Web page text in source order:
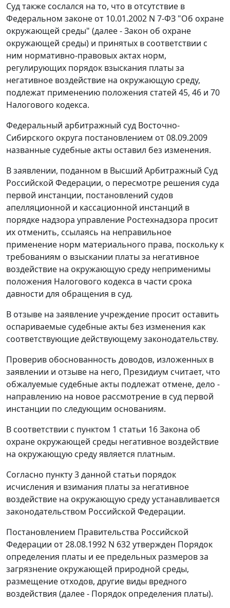
Суд также сослался на то, что в отсутствие в
Федеральном законе от 10.01.2002 N 7-ФЗ "Об охране
окружающей среды" (далее - Закон об охране
окружающей среды) и принятых в соответствии с
ним нормативно-правовых актах норм,
регулирующих порядок взыскания платы за
негативное воздействие на окружающую среду,
подлежат применению положения статей 45, 46 и 70
Налогового кодекса.
Федеральный арбитражный суд Восточно-
Сибирского округа постановлением от 08.09.2009
названные судебные акты оставил без изменения.
В заявлении, поданном в Высший Арбитражный Суд
Российской Федерации, о пересмотре решения суда
первой инстанции, постановлений судов
апелляционной и кассационной инстанций в
порядке надзора управление Ростехнадзора просит
их отменить, ссылаясь на неправильное
применение норм материального права, поскольку к
требованиям о взыскании платы за негативное
воздействие на окружающую среду неприменимы
положения Налогового кодекса в части срока
давности для обращения в суд.
В отзыве на заявление учреждение просит оставить
оспариваемые судебные акты без изменения как
соответствующие действующему законодательству.
Проверив обоснованность доводов, изложенных в
заявлении и отзыве на него, Президиум считает, что
обжалуемые судебные акты подлежат отмене, дело -
направлению на новое рассмотрение в суд первой
инстанции по следующим основаниям.
В соответствии с пунктом 1 статьи 16Закона об
охране окружающей среды негативное воздействие
на окружающую среду является платным.
Согласно пункту 3данной статьи порядок
исчисления и взимания платы за негативное
воздействие на окружающую среду устанавливается
законодательством Российской Федерации.
Постановлением Правительства Российской
Федерации от 28.08.1992 N 632 утвержден Порядок
определения платы и ее предельных размеров за
загрязнение окружающей природной среды,
размещение отходов, другие виды вредного
воздействия (далее - Порядок определения платы).